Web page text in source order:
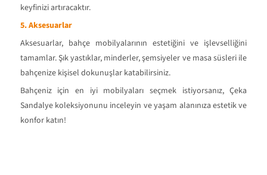
keyfinizi artıracaktır.
5. Aksesuarlar
Aksesuarlar, bahçe mobilyalarının estetiğini ve işlevselliğini
tamamlar. Şık yastıklar, minderler, şemsiyeler ve masa süsleri ile
bahçenize kişisel dokunuşlar katabilirsiniz.
Bahçeniz için en iyi mobilyaları seçmek istiyorsanız, Çeka
Sandalye koleksiyonunu inceleyin ve yaşam alanınıza estetik ve
konfor katın!